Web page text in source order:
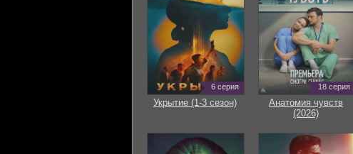
6 серия
Укрытие (1-3 сезон)
18 серия
Анатомия чувств
(2026)